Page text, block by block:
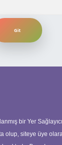
bir Yer
olup, siteye üye